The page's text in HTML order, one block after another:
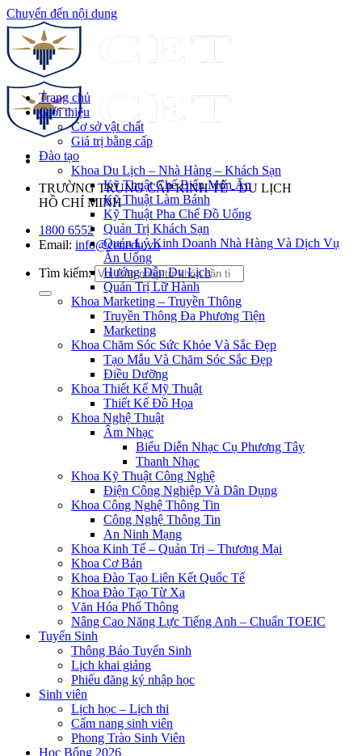
Chuyển đến nội dung
TRƯỜNG TRUNG CẤP KINH TẾ - DU LỊCH
HỒ CHÍ MINH
1800 6552
Email: info@cet.edu.vn
Tìm kiếm:
Trang chủ
Giới thiệu
Cơ sở vật chất
Giá trị bằng cấp
Đào tạo
Khoa Du Lịch – Nhà Hàng – Khách Sạn
Kỹ Thuật Chế Biến Món Ăn
Kỹ Thuật Làm Bánh
Kỹ Thuật Pha Chế Đồ Uống
Quản Trị Khách Sạn
Quản Lý Kinh Doanh Nhà Hàng Và Dịch Vụ
Ăn Uống
Hướng Dẫn Du Lịch
Quản Trị Lữ Hành
Khoa Marketing – Truyền Thông
Truyền Thông Đa Phương Tiện
Marketing
Khoa Chăm Sóc Sức Khỏe Và Sắc Đẹp
Tạo Mẫu Và Chăm Sóc Sắc Đẹp
Điều Dưỡng
Khoa Thiết Kế Mỹ Thuật
Thiết Kế Đồ Họa
Khoa Nghệ Thuật
Âm Nhạc
Biểu Diễn Nhạc Cụ Phương Tây
Thanh Nhạc
Khoa Kỹ Thuật Công Nghệ
Điện Công Nghiệp Và Dân Dụng
Khoa Công Nghệ Thông Tin
Công Nghệ Thông Tin
An Ninh Mạng
Khoa Kinh Tế – Quản Trị – Thương Mại
Khoa Cơ Bản
Khoa Đào Tạo Liên Kết Quốc Tế
Khoa Đào Tạo Từ Xa
Văn Hóa Phổ Thông
Nâng Cao Năng Lực Tiếng Anh – Chuẩn TOEIC
Tuyển Sinh
Thông Báo Tuyển Sinh
Lịch khai giảng
Phiếu đăng ký nhập học
Sinh viên
Lịch học – Lịch thi
Cẩm nang sinh viên
Phong Trào Sinh Viên
Học Bổng 2026